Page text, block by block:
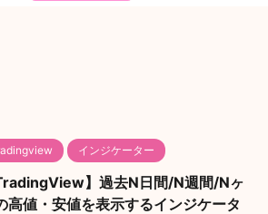
インジケーター
】過去N日間/N週間/Nヶ
高値・安値を表示するインジケータ